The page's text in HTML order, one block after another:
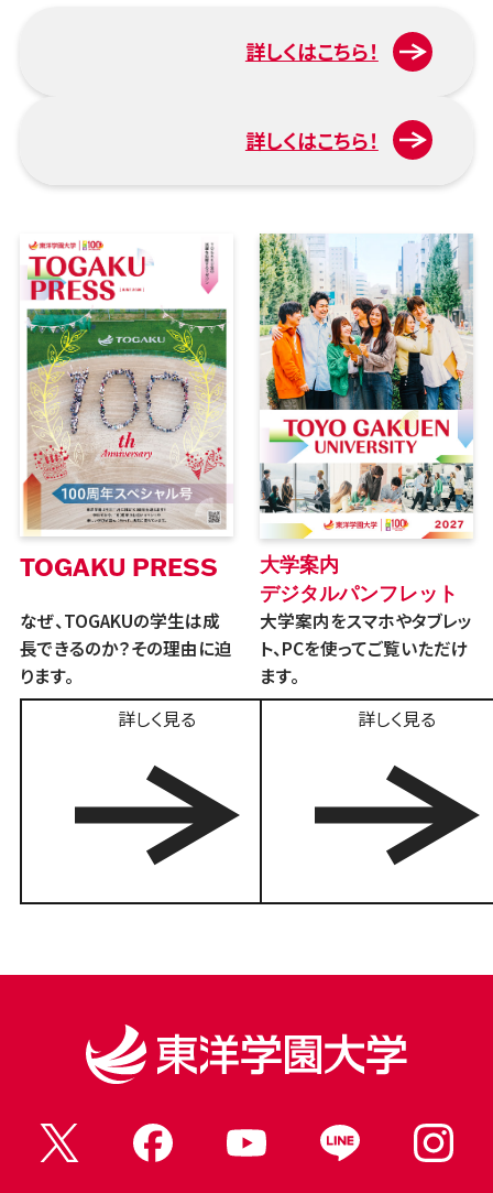
詳しくはこちら！
詳しくはこちら！
TOGAKU PRESS
なぜ、TOGAKUの学生は成
長できるのか？その理由に迫
ります。
詳しく見る
大学案内
デジタルパンフレット
大学案内をスマホやタブレッ
ト、PCを使ってご覧いただけ
ます。
詳しく見る